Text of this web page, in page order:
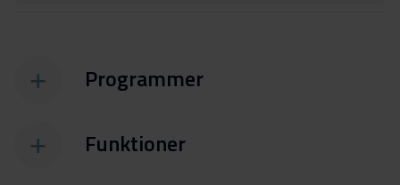
Programmer
Funktioner